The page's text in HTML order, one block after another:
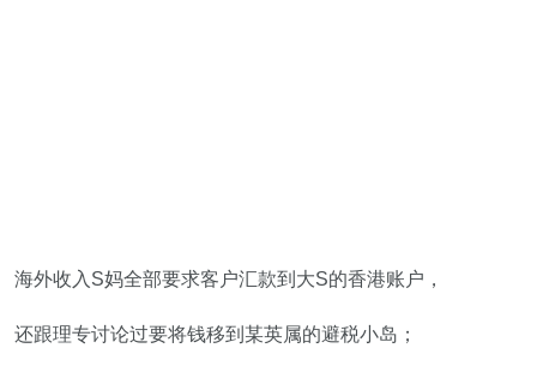
海外收入S妈全部要求客户汇款到大S的香港账户，
还跟理专讨论过要将钱移到某英属的避税小岛；